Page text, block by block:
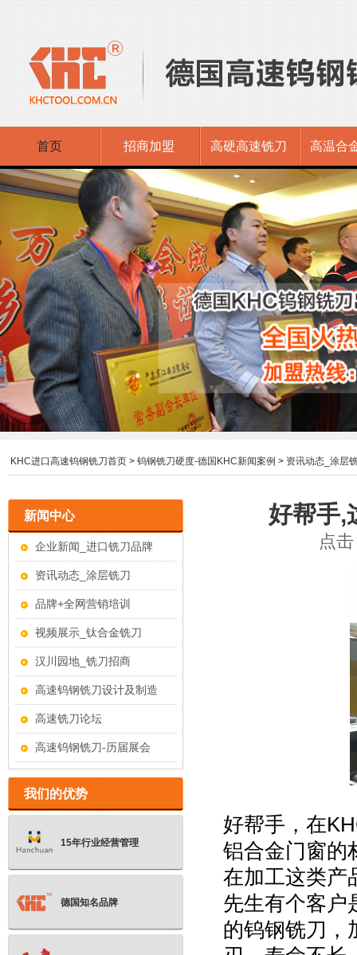
首页 招商加盟 高硬高速铣刀 高温合
KHC进口高速钨钢铣刀首页 > 钨钢铣刀硬度-德国KHC新闻案例 > 资讯动态_涂层
好帮手,
点
好帮手，在
铝合金门窗的
在加工这类产
先生有个客户
的钨钢铣刀，
新闻中心
企业新闻_进口铣刀品牌
资讯动态_涂层铣刀
品牌+全网营销培训
视频展示_钛合金铣刀
汉川园地_铣刀招商
高速钨钢铣刀设计及制造
高速铣刀论坛
高速钨钢铣刀-历届展会
我们的优势
15年行业经营管理
德国知名品牌